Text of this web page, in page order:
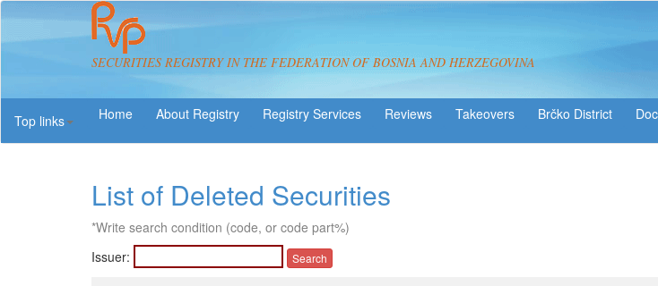
SECURITIES REGISTRY IN THE FEDERATION OF BOSNIA AND HERZEGOVINA
Top links
About Registry Registry Services Reviews Takeovers Brčko District
List of Deleted Securities
*Write search condition (code, or code part%)
Issuer: